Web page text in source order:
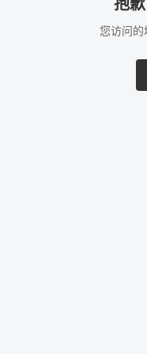
抱
您访问的